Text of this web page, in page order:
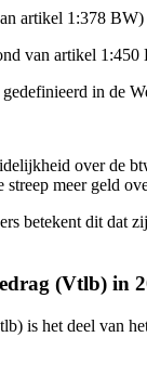
artikel 1:378 BW)
van artikel 1:450
gedefinieerd in de
over de
meer geld
betekent dit dat
(Vtlb) in
is het deel van